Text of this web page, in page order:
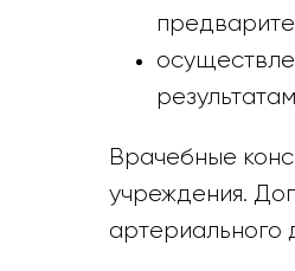
Врачебные
учреждения.
артериального